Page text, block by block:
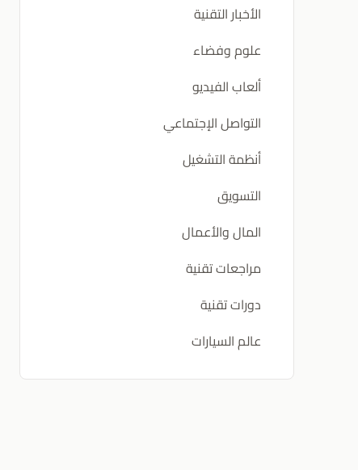
الأخبار التقنية
علوم وفضاء
ألعاب الفيديو
التواصل الإجتماعي
أنظمة التشغيل
التسويق
المال والأعمال
مراجعات تقنية
دورات تقنية
عالم السيارات